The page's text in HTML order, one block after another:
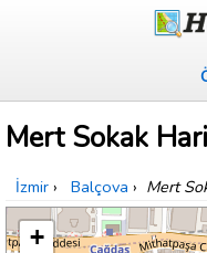
Mert Sokak
İzmir › Balçova › Mert
+